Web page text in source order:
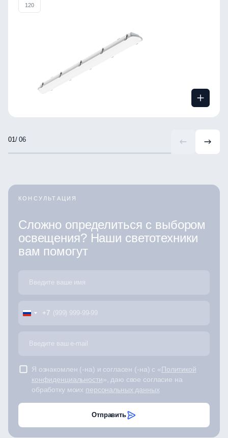
120
/ 06
КОНСУЛЬТАЦИЯ
Сложно определиться с выбором
освещения? Наши светотехники
вам помогут
+7
Я ознакомлен (-на) и согласен (-на) с «Политикой
конфиденциальности», даю свое согласие на
обработку моих персональных данных
Отправить